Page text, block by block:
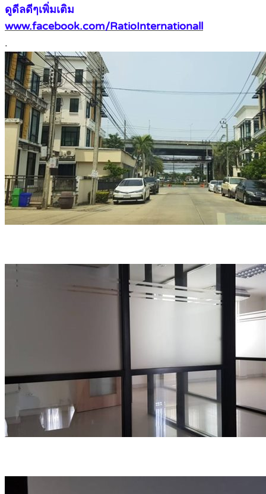
ดูดีลดีๆเพิ่มเติม
www.facebook.com/RatioInternationall
.